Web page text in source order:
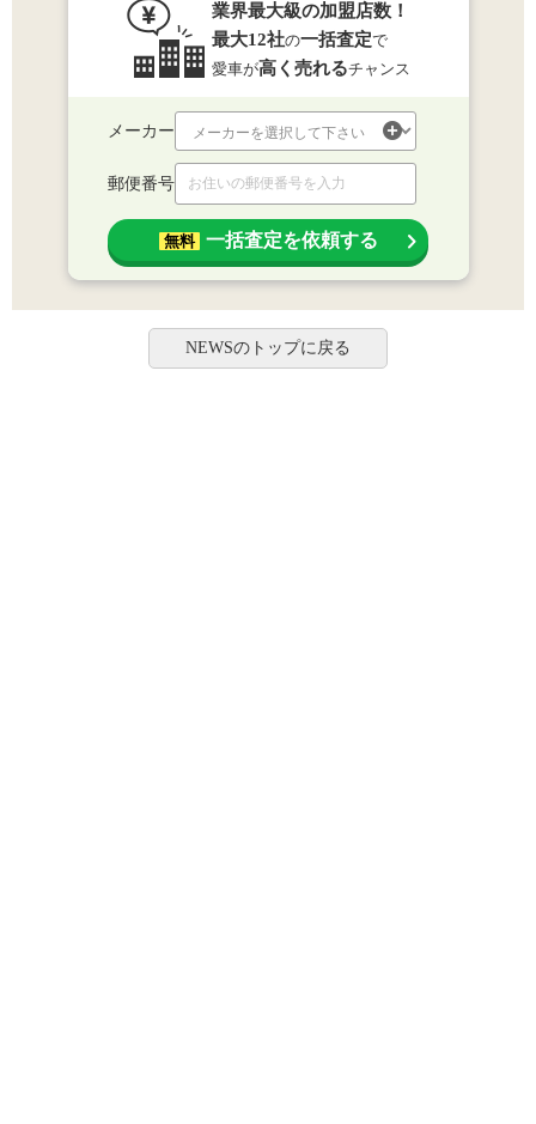
業界最大級の加盟店数！
最大12社の一括査定で
愛車が高く売れるチャンス
メーカー
郵便番号
無料 一括査定を依頼する
NEWSのトップに戻る